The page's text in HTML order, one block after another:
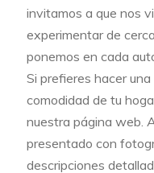
invitamos a que nos
experimentar de
ponemos en cada
Si prefieres hacer
comodidad de tu
nuestra página web.
presentado con
descripciones